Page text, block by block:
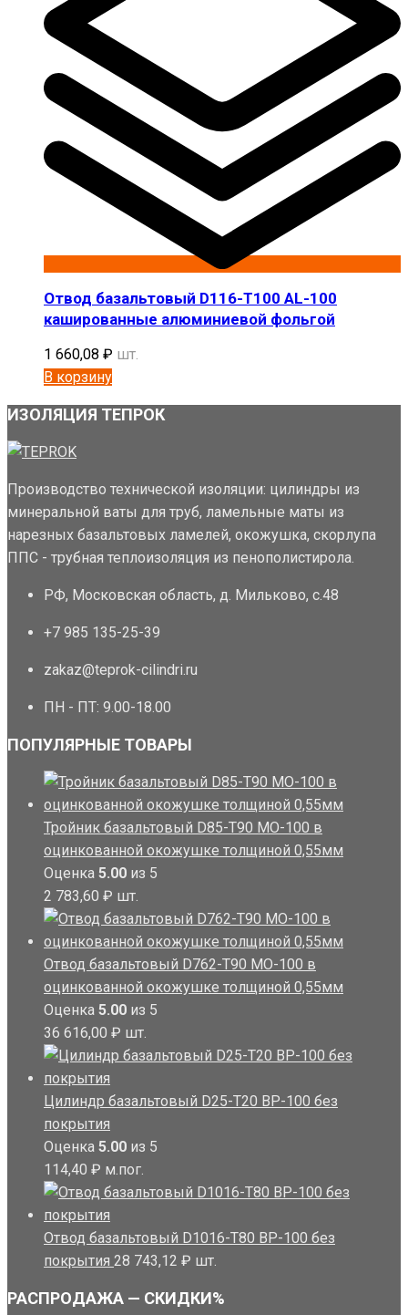
Отвод базальтовый D116-T100 AL-100
кашированные алюминиевой фольгой
1 660,08 ₽ шт.
В корзину
ИЗОЛЯЦИЯ ТЕПРОК
Производство технической изоляции: цилиндры из
минеральной ваты для труб, ламельные маты из
нарезных базальтовых ламелей, окожушка, скорлупа
ППС - трубная теплоизоляция из пенополистирола.
РФ, Московская область, д. Мильково, с.48
+7 985 135-25-39
zakaz@teprok-cilindri.ru
ПН - ПТ: 9.00-18.00
ПОПУЛЯРНЫЕ ТОВАРЫ
Тройник базальтовый D85-T90 MO-100 в
оцинкованной окожушке толщиной 0,55мм
Оценка 5.00 из 5
2 783,60 ₽ шт.
Отвод базальтовый D762-T90 MO-100 в
оцинкованной окожушке толщиной 0,55мм
Оценка 5.00 из 5
36 616,00 ₽ шт.
Цилиндр базальтовый D25-T20 BP-100 без
покрытия
Оценка 5.00 из 5
114,40 ₽ м.пог.
Отвод базальтовый D1016-T80 BP-100 без
покрытия 28 743,12 ₽ шт.
РАСПРОДАЖА — СКИДКИ%